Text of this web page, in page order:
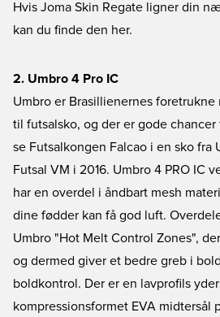
Hvis Joma Skin Regate ligner din
kan du finde den her.
2. Umbro 4 Pro IC
Umbro er Brasillienernes
til futsalsko, og der er gode
se Futsalkongen Falcao i en sko fra
Futsal VM i 2016. Umbro 4 PRO IC
har en overdel i åndbart mesh
dine fødder kan få god luft.
Umbro "Hot Melt Control Zones",
og dermed giver et bedre greb i
boldkontrol. Der er en lavprofils
kompressionsformet EVA midtersål